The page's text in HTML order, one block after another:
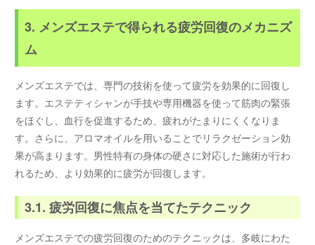
3. メンズエステで得られる疲労回復のメカニズ
ム
メンズエステでは、専門の技術を使って疲労を効果的に回復し
ます。エステティシャンが手技や専用機器を使って筋肉の緊張
をほぐし、血行を促進するため、疲れがたまりにくくなりま
す。さらに、アロマオイルを用いることでリラクゼーション効
果が高まります。男性特有の身体の硬さに対応した施術が行わ
れるため、より効果的に疲労が回復します。
3.1. 疲労回復に焦点を当てたテクニック
メンズエステでの疲労回復のためのテクニックは、多岐にわた